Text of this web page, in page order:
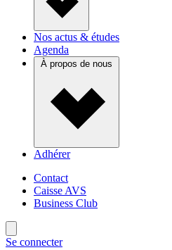
Nos actus & études
Agenda
À propos de nous
Adhérer
Contact
Caisse AVS
Business Club
Se connecter